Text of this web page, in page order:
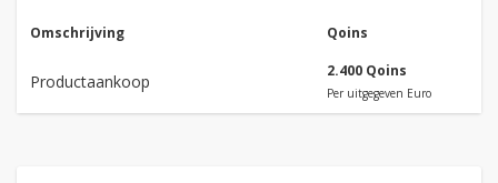
Omschrijving Qoins
Productaankoop
2.400 Qoins
Per uitgegeven Euro